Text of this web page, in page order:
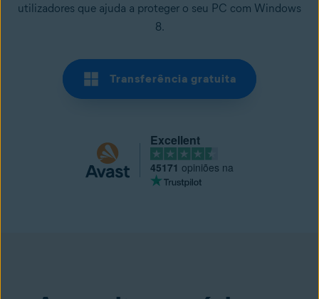
utilizadores que ajuda a proteger o seu PC com Windows
8.
Transferência gratuita
Excellent
45171 opiniões na